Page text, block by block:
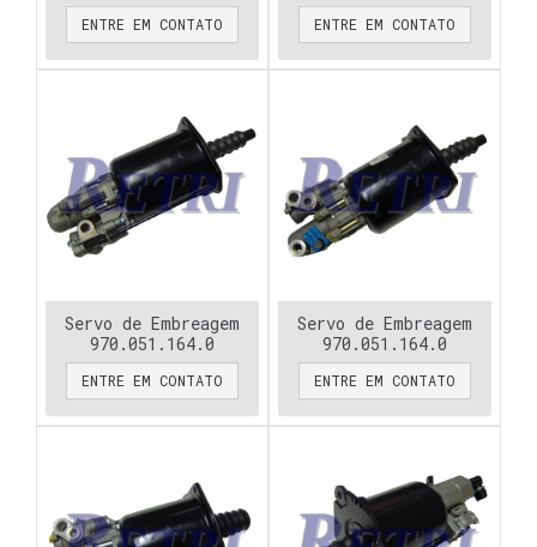
ENTRE EM CONTATO ENTRE EM CONTATO
Servo de Embreagem
970.051.164.0
ENTRE EM CONTATO
Servo de Embreagem
970.051.164.0
ENTRE EM CONTATO